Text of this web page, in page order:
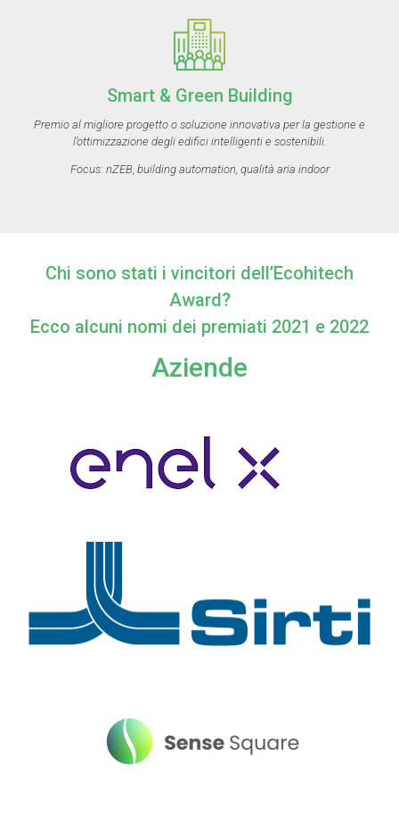
Smart & Green Building
Premio al migliore progetto o soluzione innovativa per la gestione e
l’ottimizzazione degli edifici intelligenti e sostenibili.
Focus: nZEB, building automation, qualità aria indoor
Chi sono stati i vincitori dell’Ecohitech
Award?
Ecco alcuni nomi dei premiati 2021 e 2022
Aziende